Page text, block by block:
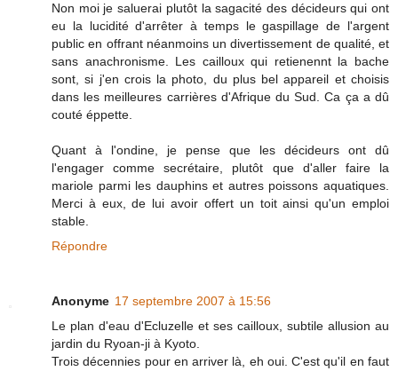
Non moi je saluerai plutôt la sagacité des décideurs qui ont
eu la lucidité d'arrêter à temps le gaspillage de l'argent
public en offrant néanmoins un divertissement de qualité, et
sans anachronisme. Les cailloux qui retienennt la bache
sont, si j'en crois la photo, du plus bel appareil et choisis
dans les meilleures carrières d'Afrique du Sud. Ca ça a dû
couté éppette.
Quant à l'ondine, je pense que les décideurs ont dû
l'engager comme secrétaire, plutôt que d'aller faire la
mariole parmi les dauphins et autres poissons aquatiques.
Merci à eux, de lui avoir offert un toit ainsi qu'un emploi
stable.
Répondre
Anonyme 17 septembre 2007 à 15:56
Le plan d'eau d'Ecluzelle et ses cailloux, subtile allusion au
jardin du Ryoan-ji à Kyoto.
Trois décennies pour en arriver là, eh oui. C'est qu'il en faut